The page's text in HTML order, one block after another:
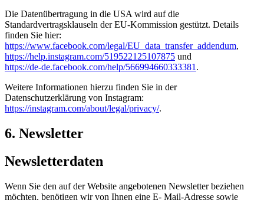
Die Datenübertragung in die USA wird auf die
Standardvertragsklauseln der EU-Kommission gestützt. Details
finden Sie hier:
https://www.facebook.com/legal/EU_data_transfer_addendum,
https://help.instagram.com/519522125107875 und
https://de-de.facebook.com/help/566994660333381 .
Weitere Informationen hierzu finden Sie in der
Datenschutzerklärung von Instagram:
https://instagram.com/about/legal/privacy/.
6. Newsletter
Newsletterdaten
Wenn Sie den auf der Website angebotenen Newsletter beziehen
möchten, benötigen wir von Ihnen eine E- Mail-Adresse sowie